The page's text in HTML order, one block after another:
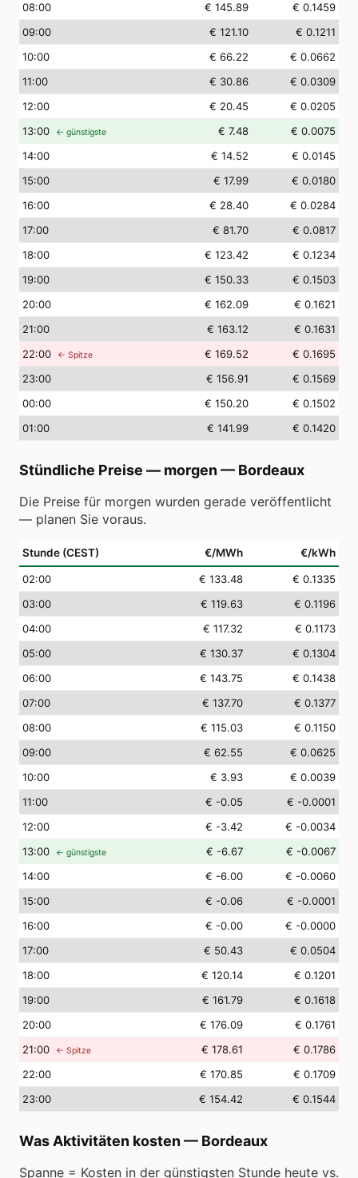
08:00 € 145.89
€ 0.1459
09:00 € 121.10
€ 0.1211
10:00 € 66.22
€ 0.0662
11:00 € 30.86
€ 0.0309
12:00 € 20.45
€ 0.0205
13:00 ← günstigste € 7.48
€ 0.0075
14:00 € 14.52
€ 0.0145
15:00 € 17.99
€ 0.0180
16:00 € 28.40
€ 0.0284
17:00 € 81.70
€ 0.0817
18:00 € 123.42
€ 0.1234
19:00 € 150.33
€ 0.1503
20:00 € 162.09
€ 0.1621
21:00 € 163.12
€ 0.1631
22:00 ← Spitze € 169.52
€ 0.1695
23:00 € 156.91
€ 0.1569
00:00 € 150.20
€ 0.1502
01:00 € 141.99 € 0.1420
Stündliche Preise — morgen — Bordeaux
Die Preise für morgen wurden gerade veröffentlicht
— planen Sie voraus.
Stunde (CEST) €/MWh €/kWh
02:00 € 133.48
€ 0.1335
03:00 € 119.63
€ 0.1196
04:00 € 117.32
€ 0.1173
05:00 € 130.37
€ 0.1304
06:00 € 143.75
€ 0.1438
07:00 € 137.70
€ 0.1377
08:00 € 115.03
€ 0.1150
09:00 € 62.55
€ 0.0625
10:00 € 3.93
€ 0.0039
11:00 € -0.05
€ -0.0001
12:00 € -3.42
€ -0.0034
13:00 ← günstigste € -6.67
€ -0.0067
14:00 € -6.00
€ -0.0060
15:00 € -0.06
€ -0.0001
16:00 € -0.00
€ -0.0000
17:00 € 50.43
€ 0.0504
18:00 € 120.14
€ 0.1201
19:00 € 161.79
€ 0.1618
20:00 € 176.09
€ 0.1761
21:00 ← Spitze € 178.61
€ 0.1786
22:00 € 170.85
€ 0.1709
23:00 € 154.42 € 0.1544
Was Aktivitäten kosten — Bordeaux
Spanne = Kosten in der günstigsten Stunde heute vs.